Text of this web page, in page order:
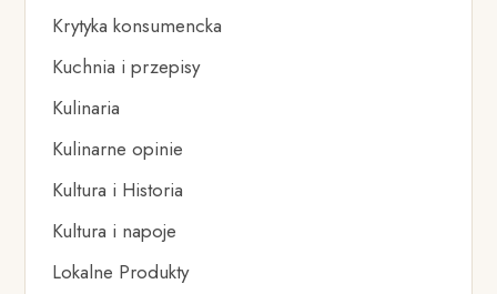
Krytyka konsumencka
Kuchnia i przepisy
Kulinaria
Kulinarne opinie
Kultura i Historia
Kultura i napoje
Lokalne Produkty